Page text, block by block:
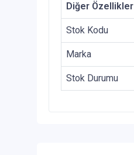
Diğer Özellikler
Stok Kodu
Marka
Stok Durumu